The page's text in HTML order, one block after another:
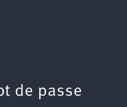
de passe